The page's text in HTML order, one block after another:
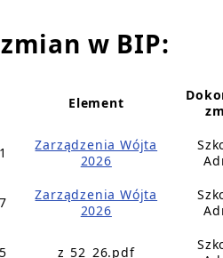
w BIP:
Element
Zarządzenia Wójta
2026
Zarządzenia Wójta
2026
z_52_26.pdf